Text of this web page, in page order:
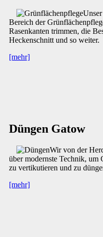
Bereich der
Rasenkanten trimmen, die
Heckenschnitt und so weiter.
[mehr]
Düngen Gatow
Wir von der
über modernste Technik, um
zu vertikutieren und zu
[mehr]